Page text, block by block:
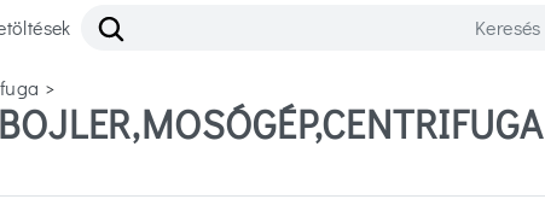
>
BOJLER,MOSÓGÉP,CENTRIFUGA